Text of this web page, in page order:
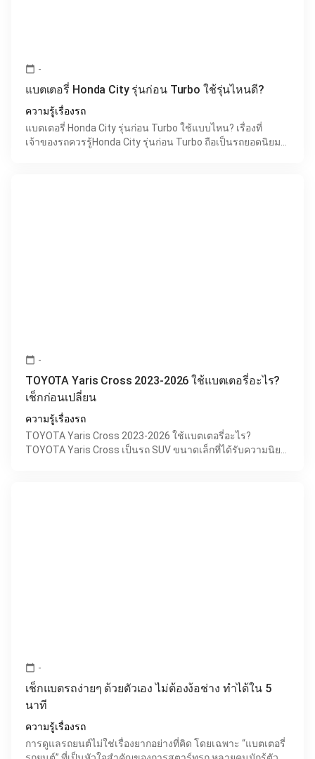
calendar_today -
แบตเตอรี่ Honda City รุ่นก่อน Turbo ใช้รุ่นไหนดี?
ความรู้เรื่องรถ
แบตเตอรี่ Honda City รุ่นก่อน Turbo ใช้แบบไหน? เรื่องที่
เจ้าของรถควรรู้Honda City รุ่นก่อน Turbo ถือเป็นรถยอดนิยมที่
calendar_today -
TOYOTA Yaris Cross 2023-2026 ใช้แบตเตอรี่อะไร?
เช็กก่อนเปลี่ยน
ความรู้เรื่องรถ
TOYOTA Yaris Cross 2023-2026 ใช้แบตเตอรี่อะไร?
TOYOTA Yaris Cross เป็นรถ SUV ขนาดเล็กที่ได้รับความนิยม
calendar_today -
เช็กแบตรถง่ายๆ ด้วยตัวเอง ไม่ต้องง้อช่าง ทำได้ใน 5
นาที
ความรู้เรื่องรถ
การดูแลรถยนต์ไม่ใช่เรื่องยากอย่างที่คิด โดยเฉพาะ “แบตเตอรี่